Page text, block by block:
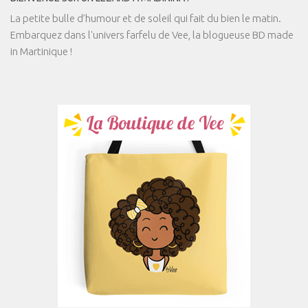
La petite bulle d’humour et de soleil qui fait du bien le matin.
Embarquez dans l'univers farfelu de Vee, la blogueuse BD made
in Martinique !